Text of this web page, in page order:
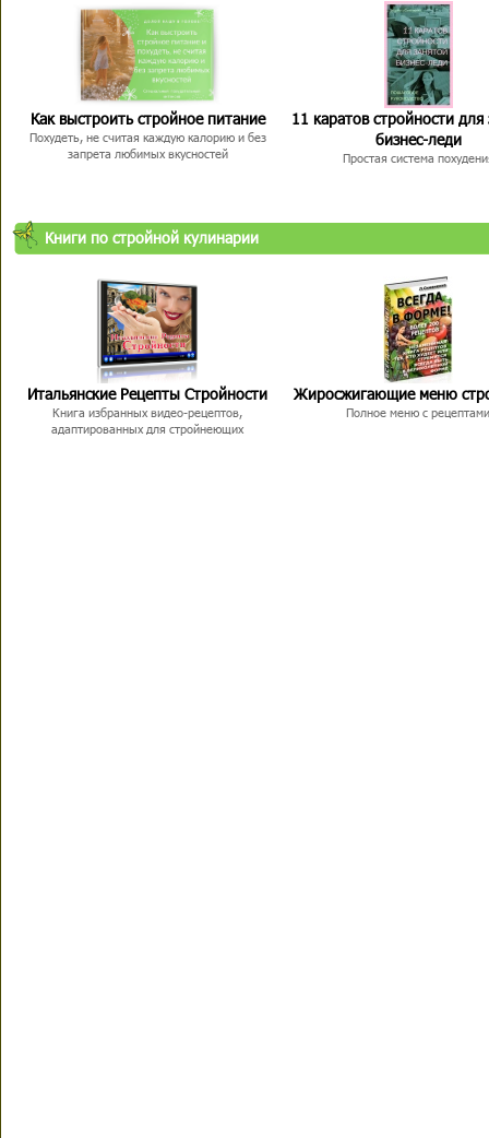
Как выстроить стройное питание
Похудеть, не считая каждую калорию и без
запрета любимых вкусностей
11 каратов стройности для
бизнес-леди
Простая система
Книги по стройной кулинарии
Итальянские Рецепты Стройности
Книга избранных видео-рецептов,
адаптированных для стройнеющих
Жиросжигающие меню
Полное меню с рецептами